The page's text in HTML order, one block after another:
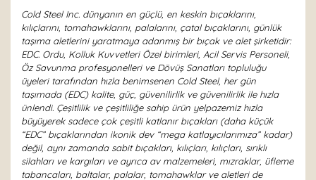
Cold Steel Inc. dünyanın en güçlü, en keskin bıçaklarını,
kılıçlarını, tomahawklarını, palalarını, çatal bıçaklarını, günlük
taşıma aletlerini yaratmaya adanmış bir bıçak ve alet şirketidir:
EDC. Ordu, Kolluk Kuvvetleri Özel birimleri, Acil Servis Personeli,
Öz Savunma profesyonelleri ve Dövüş Sanatları topluluğu
üyeleri tarafından hızla benimsenen Cold Steel, her gün
taşımada (EDC) kalite, güç, güvenilirlik ve güvenilirlik ile hızla
ünlendi. Çeşitlilik ve çeşitliliğe sahip ürün yelpazemiz hızla
büyüyerek sadece çok çeşitli katlanır bıçakları (daha küçük
“EDC” bıçaklarından ikonik dev “mega katlayıcılarımıza” kadar)
değil, aynı zamanda sabit bıçakları, kılıçları, kılıçları, sırıklı
silahları ve kargıları ve ayrıca av malzemeleri, mızraklar, üfleme
tabancaları, baltalar, palalar, tomahawklar ve aletleri de